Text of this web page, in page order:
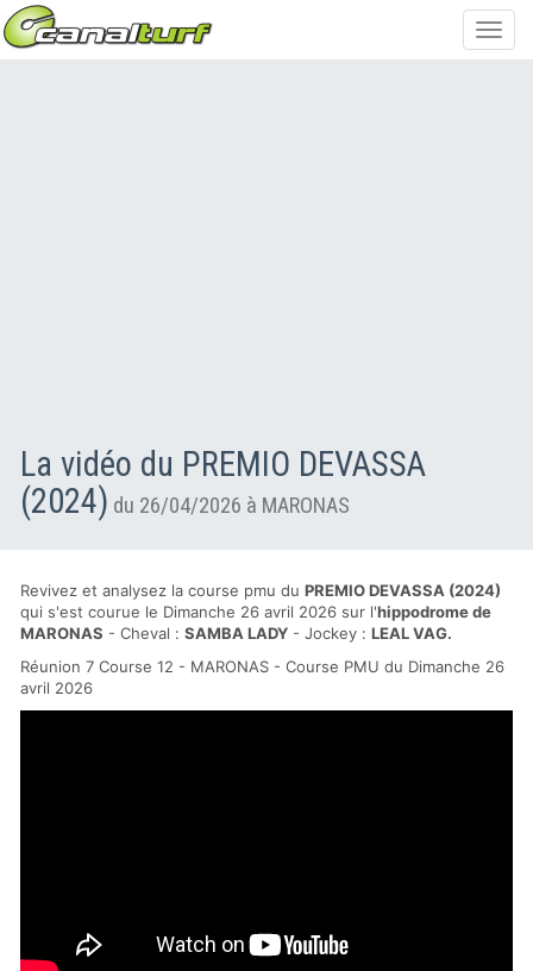
La vidéo du PREMIO DEVASSA
(2024) du 26/04/2026 à MARONAS
Revivez et analysez la course pmu du PREMIO DEVASSA (2024)
qui s'est courue le Dimanche 26 avril 2026 sur l'hippodrome de
MARONAS - Cheval : SAMBA LADY - Jockey : LEAL VAG.
Réunion 7 Course 12 - MARONAS - Course PMU du Dimanche 26
avril 2026